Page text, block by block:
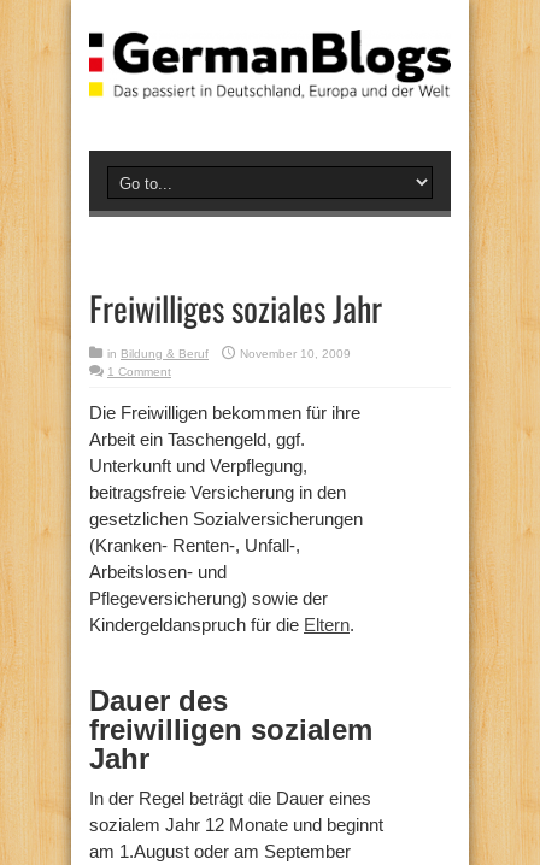
Freiwilliges soziales Jahr
in Bildung & Beruf
November 10, 2009
1 Comment
Die Freiwilligen bekommen für ihre
Arbeit ein Taschengeld, ggf.
Unterkunft und Verpflegung,
beitragsfreie Versicherung in den
gesetzlichen Sozialversicherungen
(Kranken- Renten-, Unfall-,
Arbeitslosen- und
Pflegeversicherung) sowie der
Kindergeldanspruch für die Eltern.
Dauer des
freiwilligen sozialem
Jahr
In der Regel beträgt die Dauer eines
sozialem Jahr 12 Monate und beginnt
am 1.August oder am September